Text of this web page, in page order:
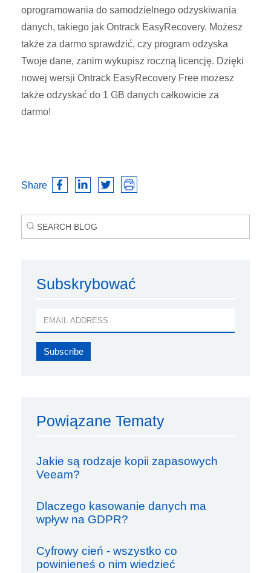
oprogramowania do samodzielnego odzyskiwania
danych, takiego jak Ontrack EasyRecovery. Możesz
także za darmo sprawdzić, czy program odzyska
Twoje dane, zanim wykupisz roczną licencję. Dzięki
nowej wersji Ontrack EasyRecovery Free możesz
także odzyskać do 1 GB danych całkowicie za
darmo!
Share
Subskrybować
Powiązane Tematy
Jakie są rodzaje kopii zapasowych
Veeam?
Dlaczego kasowanie danych ma
wpływ na GDPR?
Cyfrowy cień - wszystko co
powinieneś o nim wiedzieć